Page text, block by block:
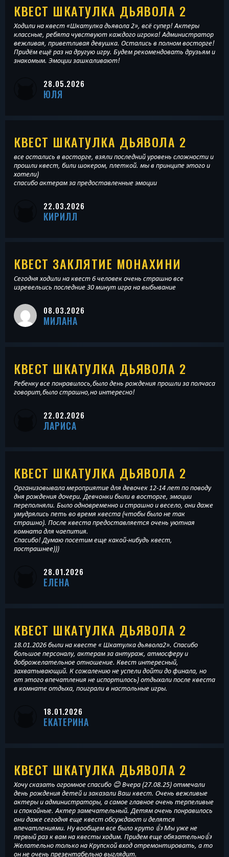
КВЕСТ ШКАТУЛКА ДЬЯВОЛА 2
Ходили на квест «Шкатулка дьявола 2», всё супер! Актеры
классные, ребята чувствуют каждого игрока! Администратор
вежливая, приветливая девушка. Остались в полном восторге!
Придём ещё раз на другую игру. Будем рекомендовать друзьям и
знакомым. Эмоции зашкаливают!
28.05.2026
ЮЛЯ
КВЕСТ ШКАТУЛКА ДЬЯВОЛА 2
все остались в восторге, взяли последний уровень сложности и
прошли квест, били шокером, плеткой. мы в принципе этого и
хотели)
спасибо актерам за предоставленные эмоции
22.03.2026
КИРИЛЛ
КВЕСТ ЗАКЛЯТИЕ МОНАХИНИ
Сегодня ходили на квест 6 человек очень страшно все
изревельись последние 30 минут игра на выбывание
08.03.2026
МИЛАНА
КВЕСТ ШКАТУЛКА ДЬЯВОЛА 2
Ребенку все понравилось,было день рождения прошли за полчаса
говорит,было страшно,но интересно!
22.02.2026
ЛАРИСА
КВЕСТ ШКАТУЛКА ДЬЯВОЛА 2
Организовывала мероприятие для девочек 12-14 лет по поводу
дня рождения дочери. Девчонки были в восторге, эмоции
переполняли. Было одновременно и страшно и весело, они даже
умудрялись петь во время квеста (чтобы было не так
страшно). После квеста предоставляется очень уютная
комната для чаепития.
Спасибо! Думаю посетим еще какой-нибудь квест,
пострашнее)))
28.01.2026
ЕЛЕНА
КВЕСТ ШКАТУЛКА ДЬЯВОЛА 2
18.01.2026 были на квесте « Шкатулка дьявола2». Спасибо
большое персоналу, актерам за антураж, атмосферу и
доброжелательное отношение. Квест интересный,
захватывающий. К сожалению не успели дойти до финала, но
от этого впечатления не испортилось) отдыхали после квеста
в комнате отдыха, поиграли в настольные игры.
18.01.2026
ЕКАТЕРИНА
КВЕСТ ШКАТУЛКА ДЬЯВОЛА 2
Хочу сказать огромное спасибо 😊 Вчера (27.08.25) отмечали
день рождения детей и заказали Ваш квест. Очень вежливые
актеры и администраторы, а самое главное очень терпеливые
и спокойные. Актер замечательный. Детям очень понравилось
они даже сегодня еще квест обсуждают и делятся
впечатлениями. Ну вообщем все было круто 👍 Мы уже не
первый раз к вам на квесты ходим. Придем еще обязательно👍
Желательно только на Крупской вход отремонтировать, а то
он не очень презентабельно выглядит.